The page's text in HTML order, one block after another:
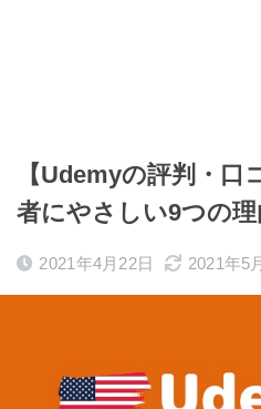
【Udemyの評判・
者にやさしい9つの理
2021年4月22日 2021年5